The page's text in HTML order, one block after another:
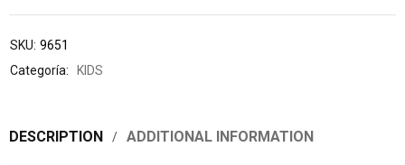
SKU: 9651
Categoría:
KIDS
DESCRIPTION ADDITIONAL INFORMATION